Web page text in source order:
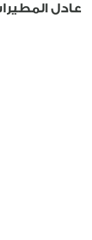
عادل